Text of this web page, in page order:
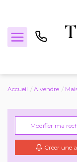
Nos
Estimez
Accueil A vendre
Modifier ma
Créer une